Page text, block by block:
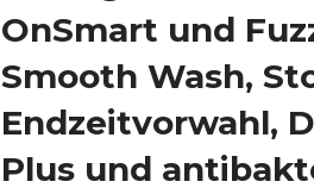
OnSmart und
Smooth Wash,
Endzeitvorwahl,
Plus und